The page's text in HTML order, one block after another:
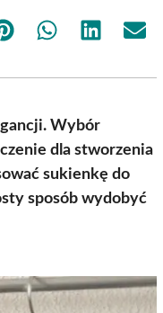
Share Share Share Share
Wybór
dla stworzenia
sukienkę do
sposób wydobyć